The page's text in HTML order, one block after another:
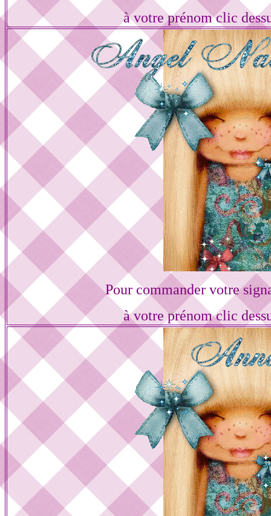
à votre prénom clic
Pour commander votre
à votre prénom clic